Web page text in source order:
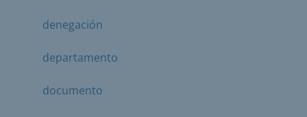
denegación
departamento
documento